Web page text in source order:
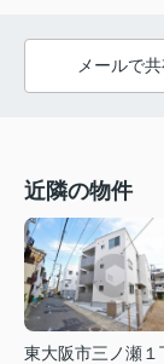
メールで
近隣の物件
東大阪市三ノ瀬１